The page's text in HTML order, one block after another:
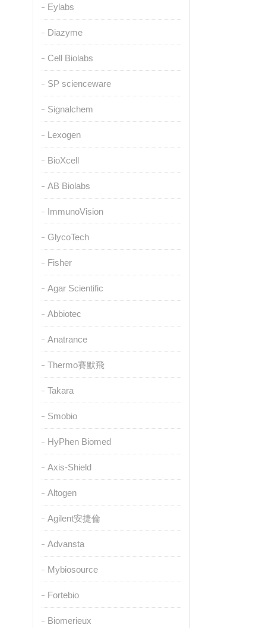
Eylabs
Diazyme
Cell Biolabs
SP scienceware
Signalchem
Lexogen
BioXcell
AB Biolabs
ImmunoVision
GlycoTech
Fisher
Agar Scientific
Abbiotec
Anatrance
Thermo賽默飛
Takara
Smobio
HyPhen Biomed
Axis-Shield
Altogen
Agilent安捷倫
Advansta
Mybiosource
Fortebio
Biomerieux